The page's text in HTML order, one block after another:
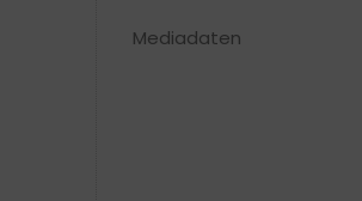
Mediadaten